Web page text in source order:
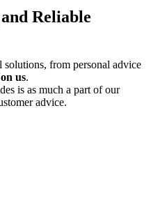
Reliable
solutions, from personal advice
us.
is as much a part of our
advice.